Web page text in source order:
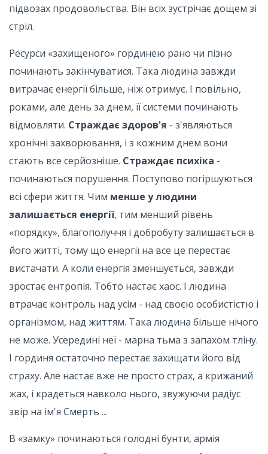
підвозах продовольства. Він всіх зустрічає дощем зі
стріл.
Ресурси «захищеного» гординею рано чи пізно
починають закінчуватися. Така людина завжди
витрачає енергії більше, ніж отримує. І повільно,
роками, але день за днем, її системи починають
відмовляти. Страждає здоров'я - з'являються
хронічні захворювання, і з кожним днем ​​вони
стають все серйозніше. Страждає психіка -
починаються порушення. Поступово погіршуються
всі сфери життя. Чим менше у людини
залишається енергії, тим менший рівень
«порядку», благополуччя і добробуту залишається в
його житті, тому що енергії на все це перестає
вистачати. А коли енергія зменшується, завжди
зростає ентропія. Тобто настає хаос. І людина
втрачає контроль над усім - над своєю особистістю і
організмом, над життям. Така людина більше нічого
не може. Усередині неї - марна тьма з запахом тліну.
І гординя остаточно перестає захищати його від
страху. Але настає вже не просто страх, а крижаний
жах, і крадеться навколо нього, звужуючи радіус
звір на ім'я Смерть ...
В «замку» починаються голодні бунти, армія